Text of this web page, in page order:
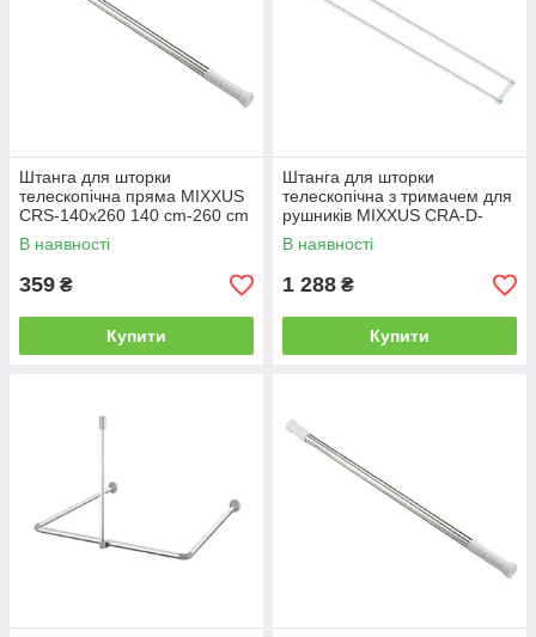
Штанга для шторки
телескопічна пряма MIXXUS
CRS-140x260 140 cm-260 cm
(неіржавка сталь) (AC0654)
В наявності
359 ₴
Купити
Штанга для шторки
телескопічна з тримачем для
рушників MIXXUS CRA-D-
125x225 125 cm-225cm
(алюміній) (AC3589)
В наявності
1 288 ₴
Купити